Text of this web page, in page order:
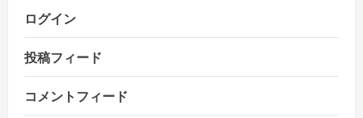
ログイン
投稿フィード
コメントフィード